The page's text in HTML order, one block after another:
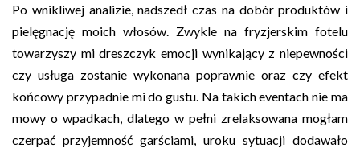
Po wnikliwej analizie, nadszedł czas na dobór produktów i
pielęgnację moich włosów. Zwykle na fryzjerskim fotelu
towarzyszy mi dreszczyk emocji wynikający z niepewności
czy usługa zostanie wykonana poprawnie oraz czy efekt
końcowy przypadnie mi do gustu. Na takich eventach nie ma
mowy o wpadkach, dlatego w pełni zrelaksowana mogłam
czerpać przyjemność garściami, uroku sytuacji dodawało